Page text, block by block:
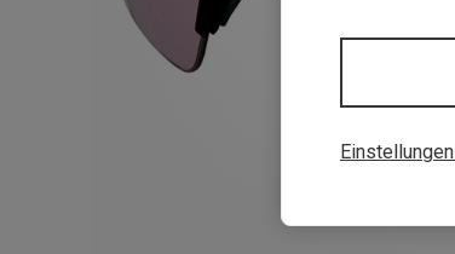
Einstellungen